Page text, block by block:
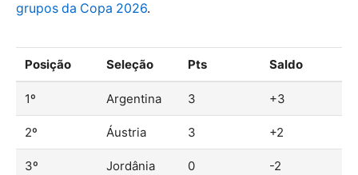
grupos da Copa 2026.
Posição Seleção Pts Saldo
1º Argentina 3 +3
2º Áustria 3 +2
3º Jordânia 0 -2